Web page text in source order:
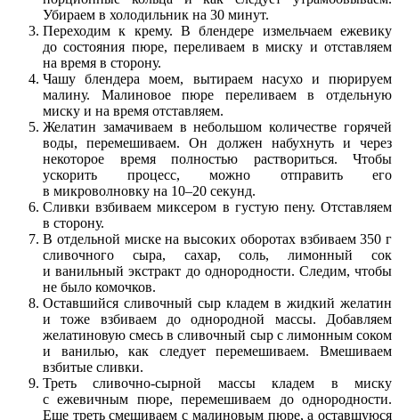
Убираем в холодильник на 30 минут.
Переходим к крему. В блендере измельчаем ежевику
до состояния пюре, переливаем в миску и отставляем
на время в сторону.
Чашу блендера моем, вытираем насухо и пюрируем
малину. Малиновое пюре переливаем в отдельную
миску и на время отставляем.
Желатин замачиваем в небольшом количестве горячей
воды, перемешиваем. Он должен набухнуть и через
некоторое время полностью раствориться. Чтобы
ускорить процесс, можно отправить его
в микроволновку на 10–20 секунд.
Сливки взбиваем миксером в густую пену. Отставляем
в сторону.
В отдельной миске на высоких оборотах взбиваем 350 г
сливочного сыра, сахар, соль, лимонный сок
и ванильный экстракт до однородности. Следим, чтобы
не было комочков.
Оставшийся сливочный сыр кладем в жидкий желатин
и тоже взбиваем до однородной массы. Добавляем
желатиновую смесь в сливочный сыр с лимонным соком
и ванилью, как следует перемешиваем. Вмешиваем
взбитые сливки.
Треть сливочно-сырной массы кладем в миску
с ежевичным пюре, перемешиваем до однородности.
Еще треть смешиваем с малиновым пюре, а оставшуюся